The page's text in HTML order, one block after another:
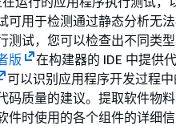
用于检测通过静态分析无法
测试，您可以检查出不同类
版
在构建器的 IDE 中提供
可以识别应用程序开发过程
质量的建议。提取软件物
件时使用的各个组件的详细